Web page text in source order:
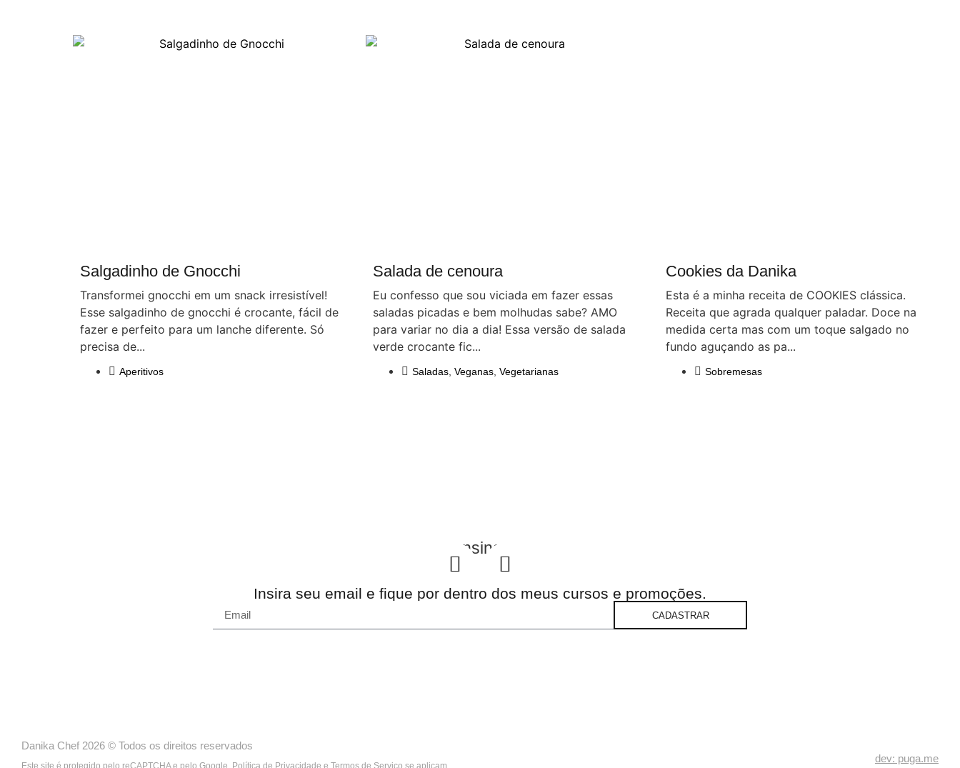
Salgadinho de Gnocchi
Transformei gnocchi em um snack irresistível!
Esse salgadinho de gnocchi é crocante, fácil de
fazer e perfeito para um lanche diferente. Só
precisa de...
Aperitivos
Salada de cenoura
Eu confesso que sou viciada em fazer essas
saladas picadas e bem molhudas sabe? AMO
para variar no dia a dia! Essa versão de salada
verde crocante fic...
Saladas Veganas Vegetarianas
Cookies da Danika
Esta é a minha receita de COOKIES clássica.
Receita que agrada qualquer paladar. Doce na
medida certa mas com um toque salgado no
fundo aguçando as pa...
Sobremesas
ensinar
Insira seu email e fique por dentro dos meus cursos e promoções.
CADASTRAR
Danika Chef 2026 © Todos os direitos reservados
Este site é protegido pelo reCAPTCHA e pelo Google. Política de Privacidade e Termos de Serviço se aplicam.
dev: puga.me